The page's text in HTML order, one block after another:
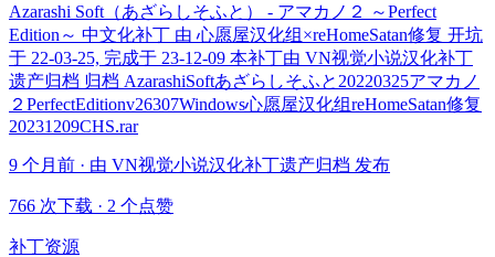
Azarashi Soft（あざらしそふと） - アマカノ２ ～Perfect
Edition～ 中文化补丁 由 心愿屋汉化组×reHomeSatan修复 开坑
于 22-03-25, 完成于 23-12-09 本补丁由 VN视觉小说汉化补丁
遗产归档 归档 AzarashiSoftあざらしそふと20220325アマカノ
２PerfectEditionv26307Windows心愿屋汉化组reHomeSatan修复
20231209CHS.rar
9 个月前 · 由 VN视觉小说汉化补丁遗产归档 发布
766 次下载 · 2 个点赞
补丁资源